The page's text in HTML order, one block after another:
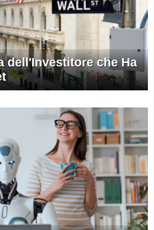
dell'Investitore che Ha